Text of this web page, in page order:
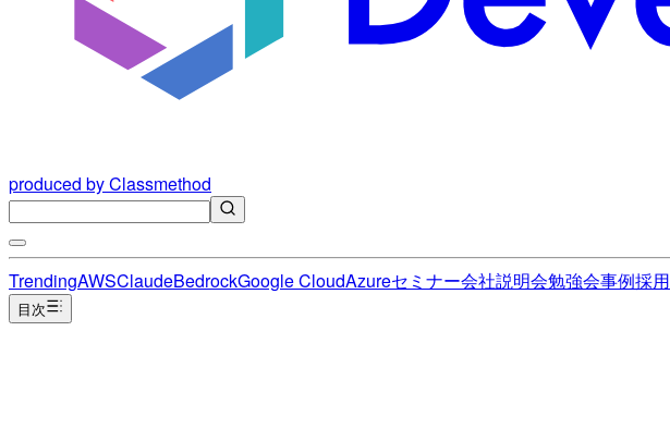
produced by Classmethod
TrendingAWSClaudeBedrockGoogle CloudAzureセミナー会社説明会勉強会事例採用
目次